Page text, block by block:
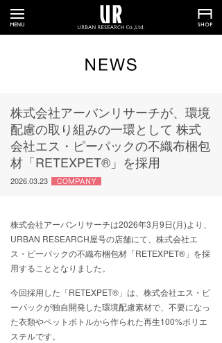
株式会社アーバンリサーチが、環境
配慮の取り組みの一環として 株式
会社エス・ピーパックの不織布梱包
材「RETEXPET®」を採用
2026.03.23
株式会社アーバンリサーチは2026年3月9日(月)より、
URBAN RESEARCH屋号の店舗にて、株式会社エ
ス・ピーパックの不織布梱包材「RETEXPET®」を採
用することとなりました。
今回採用した「RETEXPET®」は、株式会社エス・ピ
ーパックが独自開発した環境配慮素材で、不要になっ
た衣類やペットボトルから作られた再生100%ポリエ
ステルです。